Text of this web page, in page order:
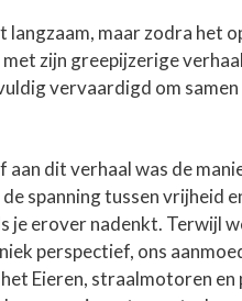
langzaam, maar zodra het
zijn greepijzerige
vervaardigd om
dit verhaal was de
spanning tussen vrijheid
erover nadenkt. Terwijl
perspectief, ons
Eieren, straalmotoren